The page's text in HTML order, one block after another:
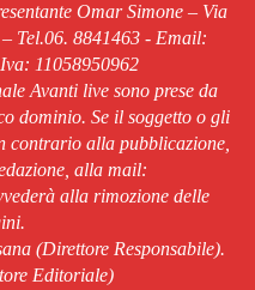
Omar Simone – Via
Tel.06. 8841463 - Email:
11058950962
Avanti live sono prese da
dominio. Se il soggetto o gli
contrario alla pubblicazione,
alla mail:
alla rimozione delle
(Direttore Responsabile).
Editoriale)